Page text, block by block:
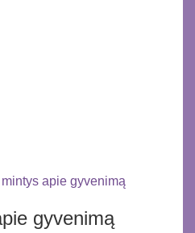
mintys apie gyvenimą
gyvenimą